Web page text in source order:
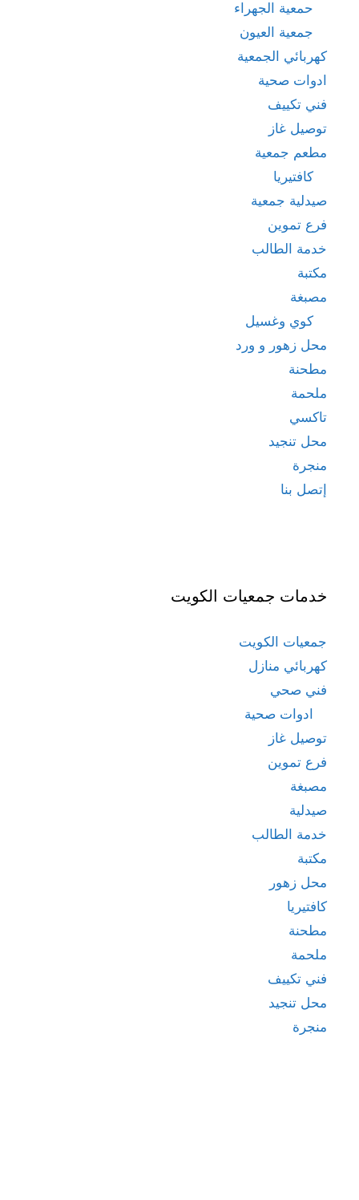
حمعية الجهراء
جمعية العيون
كهربائي الجمعية
ادوات صحية
فني تكييف
توصيل غاز
مطعم جمعية
كافتيريا
صيدلية جمعية
فرع تموين
خدمة الطالب
مكتبة
مصبغة
كوي وغسيل
محل زهور و ورد
مطحنة
ملحمة
تاكسي
محل تنجيد
منجرة
إتصل بنا
خدمات جمعيات الكويت
جمعيات الكويت
كهربائي منازل
فني صحي
ادوات صحية
توصيل غاز
فرع تموين
مصبغة
صيدلية
خدمة الطالب
مكتبة
محل زهور
كافتيريا
مطحنة
ملحمة
فني تكييف
محل تنجيد
منجرة